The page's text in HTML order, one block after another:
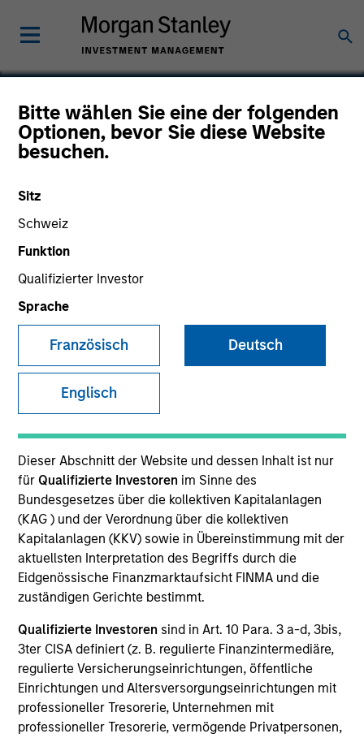
Bitte wählen Sie eine der folgenden
Optionen, bevor Sie diese Website
besuchen.
Sitz
Schweiz
Funktion
Qualifizierter Investor
Sprache
Französisch Deutsch
Englisch
Dieser Abschnitt der Website und dessen Inhalt ist nur
für Qualifizierte Investoren im Sinne des
Bundesgesetzes über die kollektiven Kapitalanlagen
(KAG ) und der Verordnung über die kollektiven
Kapitalanlagen (KKV) sowie in Übereinstimmung mit der
aktuellsten Interpretation des Begriffs durch die
Eidgenössische Finanzmarktaufsicht FINMA und die
zuständigen Gerichte bestimmt.
Qualifizierte Investoren sind in Art. 10 Para. 3 a-d, 3bis,
3ter CISA definiert (z. B. regulierte Finanzintermediäre,
regulierte Versicherungseinrichtungen, öffentliche
Einrichtungen und Altersversorgungseinrichtungen mit
professioneller Tresorerie, Unternehmen mit
professioneller Tresorerie, vermögende Privatpersonen,
Concentra
SECTOR
United Kingdom
Invested on
Mar 2018
Transaction Type
First Institutional
Concentra is a UK-based business that offers SaaS